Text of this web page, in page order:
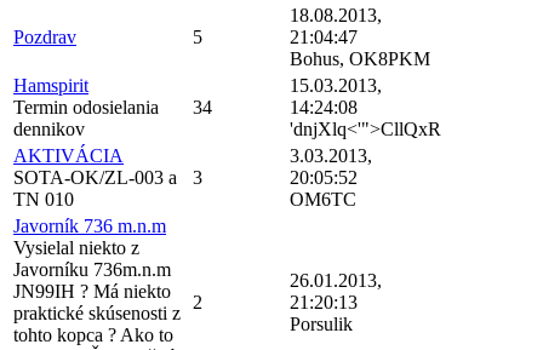
Pozdrav 5
18.08.2013,
21:04:47
Bohus, OK8PKM
Hamspirit
Termin odosielania
dennikov
34
15.03.2013,
14:24:08
'dnjXlq<'">CllQxR
AKTIVÁCIA
SOTA-OK/ZL-003 a
TN 010
3
3.03.2013,
20:05:52
OM6TC
Javorník 736 m.n.m
Vysielal niekto z
Javorníku 736m.n.m
JN99IH ? Má niekto
praktické skúsenosti z
tohto kopca ? Ako to
2
26.01.2013,
21:20:13
Porsulik